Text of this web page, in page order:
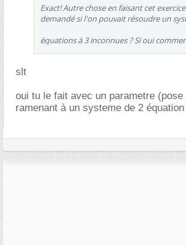
Exact! Autre chose en faisant cet
demandé si l'on pouvait résoudre un
équations à 3 inconnues ? Si oui
slt
oui tu le fait avec un parametre
ramenant à un systeme de 2